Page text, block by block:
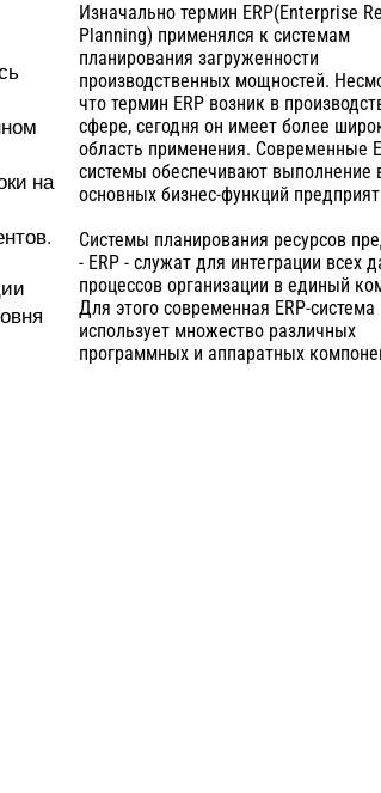
на
Изначально термин ERP(Enterprise
Planning) применялся к системам
планирования загруженности
производственных мощностей.
что термин ERP возник в
сфере, сегодня он имеет более
область применения. Современные
системы обеспечивают выполнение
основных бизнес-функций
Системы планирования ресурсов
- ERP - служат для интеграции всех
процессов организации в единый
Для этого современная ERP-система
использует множество различных
программных и аппаратных